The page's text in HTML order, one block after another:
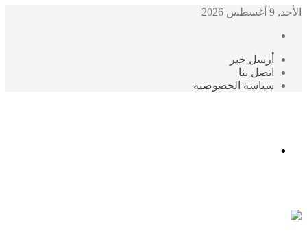
الأحد, 9 أغسطس 2026
أرسل خبر
اتصل بنا
سياسة الخصوصية